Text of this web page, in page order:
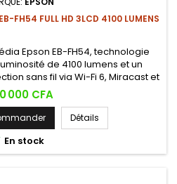
FH54 FULL HD 3LCD 4100 LUMENS
Epson EB-FH54, technologie
de 4100 lumens et un
sans fil via Wi-Fi 6, Miracast et
présentations professionnelles
en salle éclairée.
000 CFA
Détails
En stock